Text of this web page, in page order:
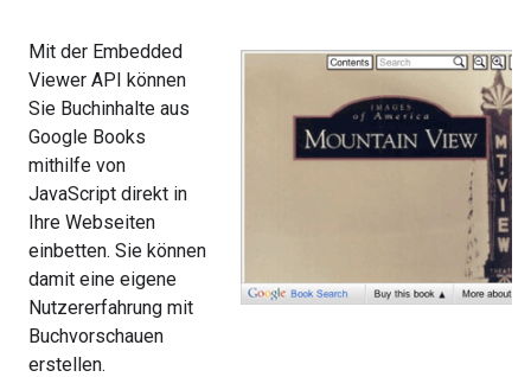
Mit der Embedded
Viewer API können
Sie Buchinhalte aus
Google Books
mithilfe von
JavaScript direkt in
Ihre Webseiten
einbetten. Sie können
damit eine eigene
Nutzererfahrung mit
Buchvorschauen
erstellen.